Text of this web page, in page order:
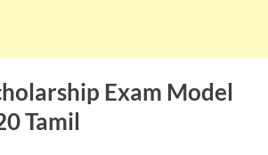
Exam Model
Tamil